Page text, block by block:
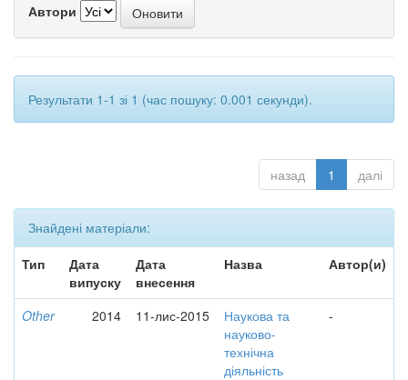
Автори
Результати 1-1 зі 1 (час пошуку: 0.001 секунди).
назад 1 далі
Знайдені матеріали:
Тип
Дата
випуску
Дата
внесення
Назва Автор(и)
Other 2014 11-лис-2015
Наукова та
науково-
технічна
діяльність
-